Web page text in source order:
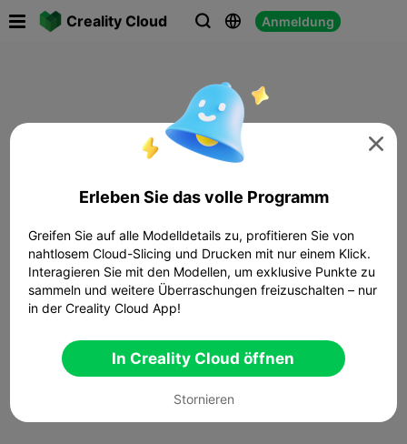
Creality Cloud   Anmeldung

Erleben Sie das volle Programm
Greifen Sie auf alle Modelldetails zu, profitieren Sie von
nahtlosem Cloud-Slicing und Drucken mit nur einem Klick.
Interagieren Sie mit den Modellen, um exklusive Punkte zu
sammeln und weitere Überraschungen freizuschalten – nur
in der Creality Cloud App!
In Creality Cloud öffnen
Stornieren